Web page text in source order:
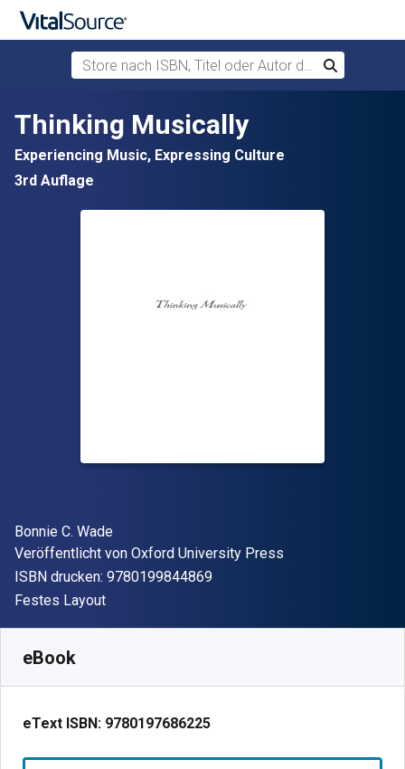
Zum Hauptinhalt springen
Store nach ISBN, Titel oder Autor durchsuchen
Suchen
Thinking Musically
Experiencing Music, Expressing Culture
3rd Auflage
Autor(en)
Bonnie C. Wade
Verleger
Veröffentlicht von Oxford University Press
ISBN drucken: 9780199844869"ISBN-13 9780199844869"
Format
Festes Layout
eBook
eText ISBN: 9780197686225